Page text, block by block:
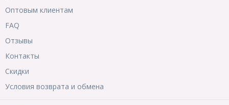
Оптовым клиентам
FAQ
Отзывы
Контакты
Скидки
Условия возврата и обмена